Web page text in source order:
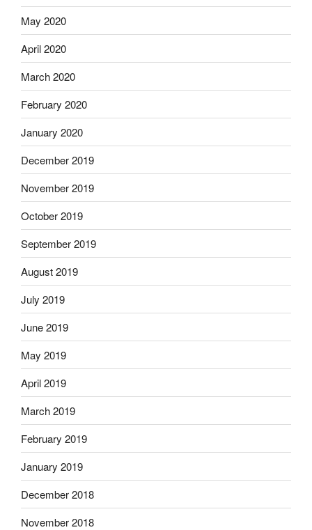
May 2020
April 2020
March 2020
February 2020
January 2020
December 2019
November 2019
October 2019
September 2019
August 2019
July 2019
June 2019
May 2019
April 2019
March 2019
February 2019
January 2019
December 2018
November 2018